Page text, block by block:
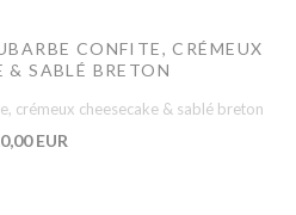
CONFITE, CRÉMEUX
& SABLÉ BRETON
crémeux cheesecake & sablé breton
EUR